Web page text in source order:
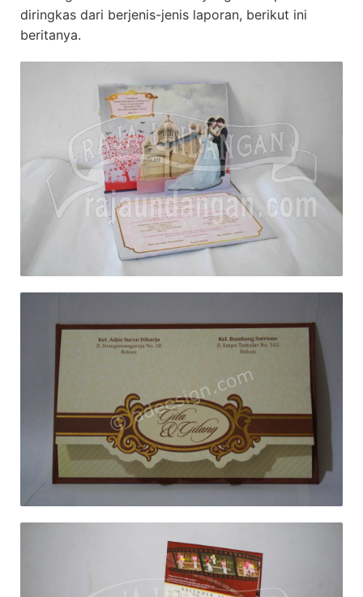
diringkas dari berjenis-jenis laporan, berikut ini
beritanya.